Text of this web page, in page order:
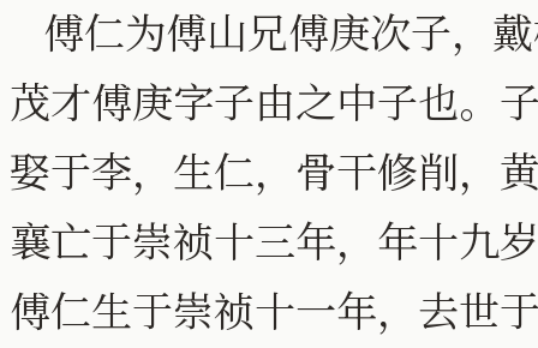
傅仁为傅山兄傅庚次子，
茂才傅庚字子由之中子也。
娶于李，生仁，骨干修削，
襄亡于崇祯十三年，年十九
傅仁生于崇祯十一年，去世